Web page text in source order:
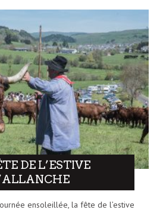
DE L’ESTIVE
ensoleillée, la fête de l’estive